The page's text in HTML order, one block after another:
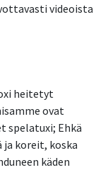
videoista
heitetyt
ovat
spelatuxi; Ehkä
koreit, koska
käden